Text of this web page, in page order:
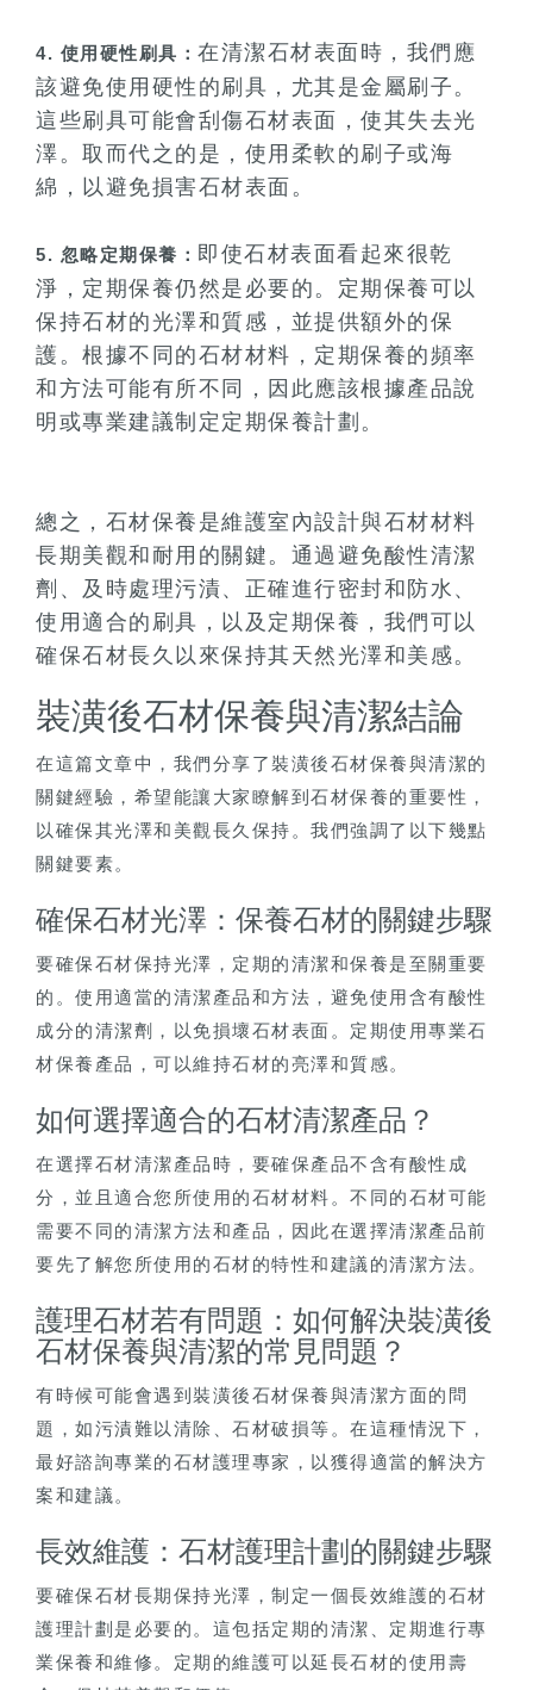
4. 使用硬性刷具： 在清潔石材表面時，我們應
該避免使用硬性的刷具，尤其是金屬刷子。
這些刷具可能會刮傷石材表面，使其失去光
澤。取而代之的是，使用柔軟的刷子或海
綿，以避免損害石材表面。
5. 忽略定期保養： 即使石材表面看起來很乾
淨，定期保養仍然是必要的。定期保養可以
保持石材的光澤和質感，並提供額外的保
護。根據不同的石材材料，定期保養的頻率
和方法可能有所不同，因此應該根據產品說
明或專業建議制定定期保養計劃。
總之，石材保養是維護室內設計與石材材料
長期美觀和耐用的關鍵。通過避免酸性清潔
劑、及時處理污漬、正確進行密封和防水、
使用適合的刷具，以及定期保養，我們可以
確保石材長久以來保持其天然光澤和美感。
裝潢後石材保養與清潔結論
在這篇文章中，我們分享了裝潢後石材保養與清潔的
關鍵經驗，希望能讓大家瞭解到石材保養的重要性，
以確保其光澤和美觀長久保持。我們強調了以下幾點
關鍵要素。
確保石材光澤：保養石材的關鍵步驟
要確保石材保持光澤，定期的清潔和保養是至關重要
的。使用適當的清潔產品和方法，避免使用含有酸性
成分的清潔劑，以免損壞石材表面。定期使用專業石
材保養產品，可以維持石材的亮澤和質感。
如何選擇適合的石材清潔產品？
在選擇石材清潔產品時，要確保產品不含有酸性成
分，並且適合您所使用的石材材料。不同的石材可能
需要不同的清潔方法和產品，因此在選擇清潔產品前
要先了解您所使用的石材的特性和建議的清潔方法。
護理石材若有問題：如何解決裝潢後
石材保養與清潔的常見問題？
有時候可能會遇到裝潢後石材保養與清潔方面的問
題，如污漬難以清除、石材破損等。在這種情況下，
最好諮詢專業的石材護理專家，以獲得適當的解決方
案和建議。
長效維護：石材護理計劃的關鍵步驟
要確保石材長期保持光澤，制定一個長效維護的石材
護理計劃是必要的。這包括定期的清潔、定期進行專
業保養和維修。定期的維護可以延長石材的使用壽